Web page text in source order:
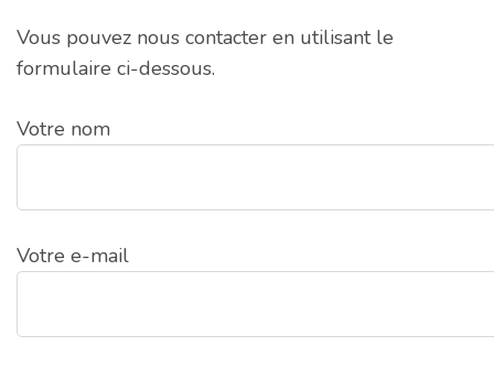
Vous pouvez nous contacter en utilisant le
formulaire ci-dessous.
Votre nom
Votre e-mail